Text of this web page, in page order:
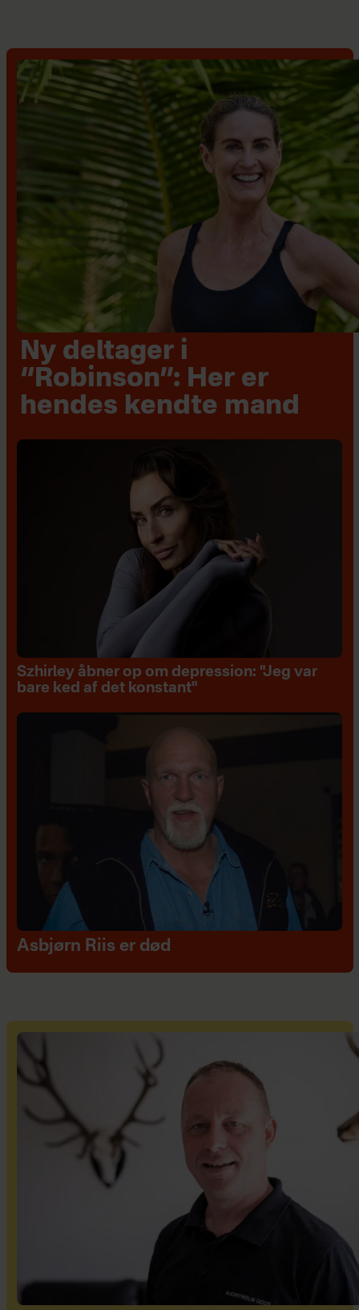
Ny deltager i
“Robinson”: Her er
hendes kendte mand
Szhirley åbner op om depression: "Jeg var
bare ked af det konstant"
Asbjørn Riis er død